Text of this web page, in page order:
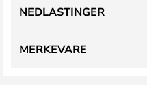
NEDLASTINGER
MERKEVARE